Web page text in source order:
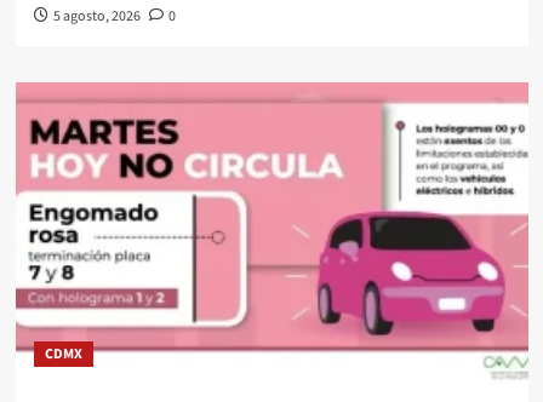
5 agosto, 2026 0
CDMX